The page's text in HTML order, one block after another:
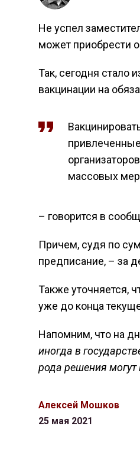
Не успел
может приобрести
Так, сегодня стало
вакцинации на
привлеченные
массовых
– говорится в
Причем, судя по
предписание, – за
Также уточняется,
уже до конца
Напомним, что на
иногда в
рода решения могут
Алексей Мошков
25 мая 2021